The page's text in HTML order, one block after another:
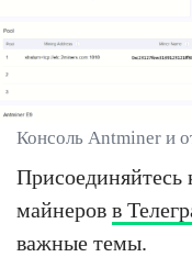
Консоль Antminer и
майнеров в
важные темы.